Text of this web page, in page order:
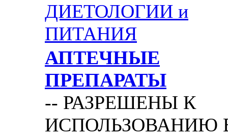
ДИЕТОЛОГИИ и
ПИТАНИЯ
АПТЕЧНЫЕ
ПРЕПАРАТЫ
-- РАЗРЕШЕНЫ К
ИСПОЛЬЗОВАНИЮ